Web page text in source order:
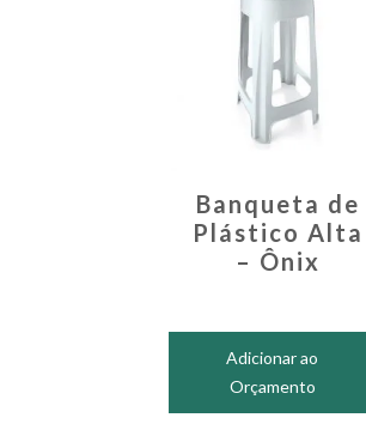
Banqueta de
Plástico Alta
– Ônix
Adicionar ao
Orçamento